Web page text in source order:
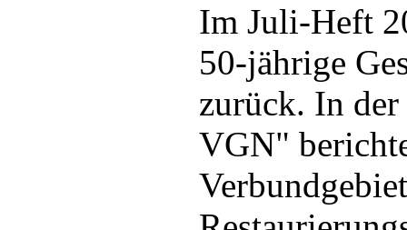
Im Juli-Heft
50-jährige
zurück. In
VGN"